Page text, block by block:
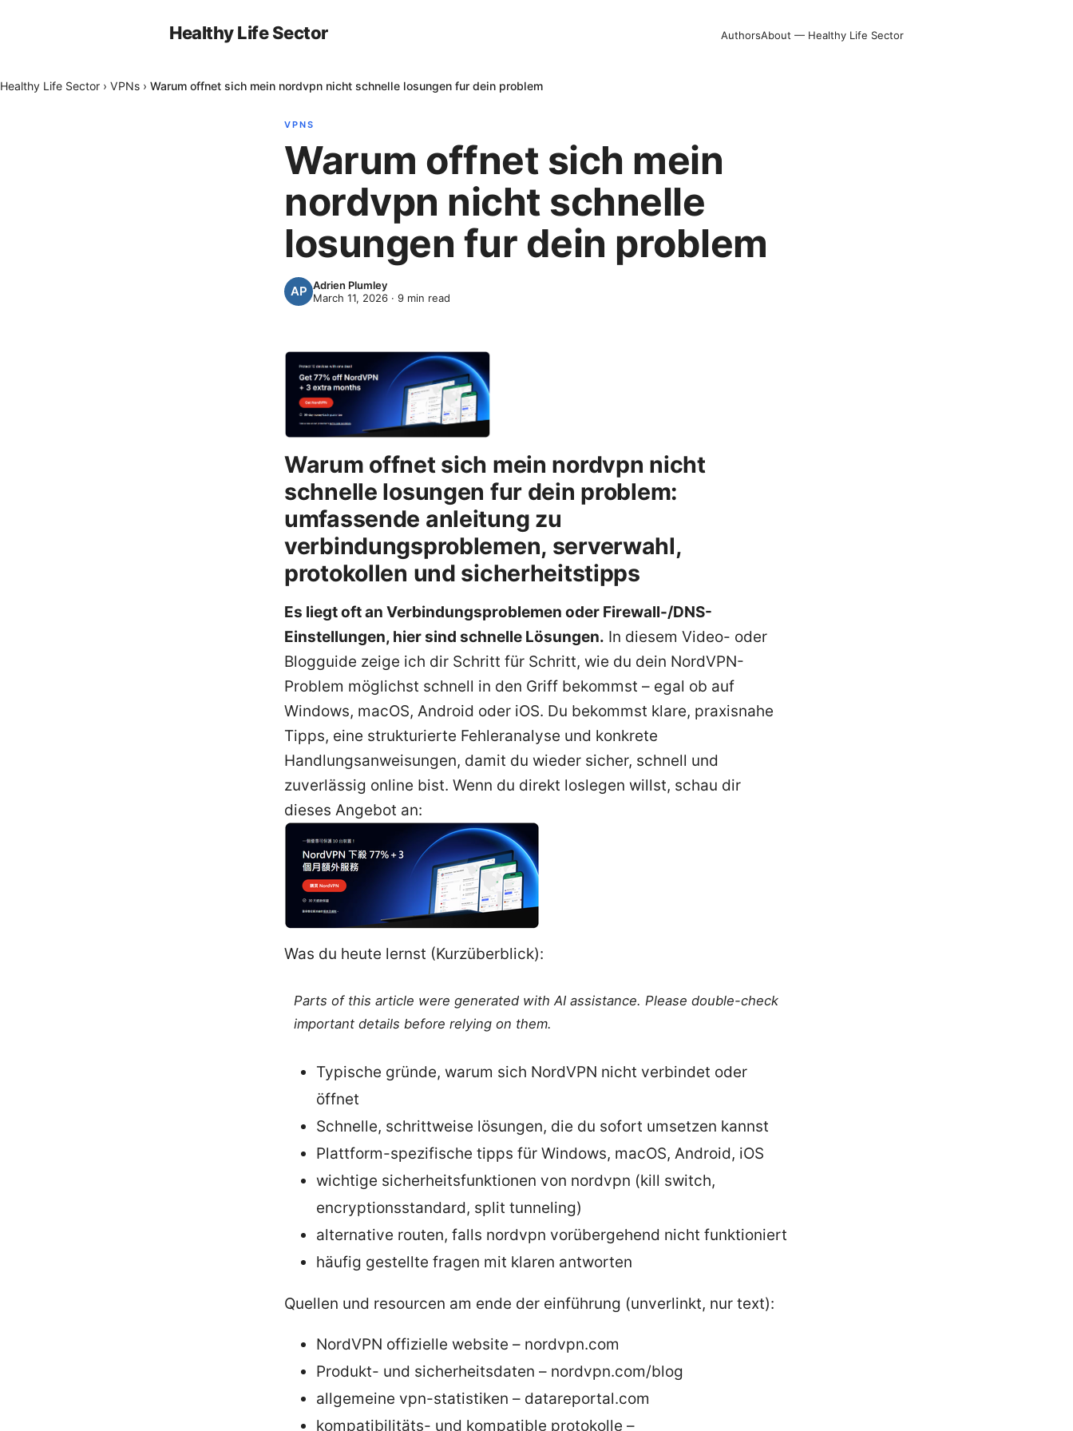
Healthy Life Sector AuthorsAbout — Healthy Life Sector
Healthy Life Sector › VPNs › Warum offnet sich mein nordvpn nicht schnelle losungen fur dein problem
VPNS
Warum offnet sich mein
nordvpn nicht schnelle
losungen fur dein problem
Adrien Plumley
March 11, 2026 · 9 min read
Warum offnet sich mein nordvpn nicht
schnelle losungen fur dein problem:
umfassende anleitung zu
verbindungsproblemen, serverwahl,
protokollen und sicherheitstipps
Es liegt oft an Verbindungsproblemen oder Firewall-/DNS-
Einstellungen, hier sind schnelle Lösungen. In diesem Video- oder
Blogguide zeige ich dir Schritt für Schritt, wie du dein NordVPN-
Problem möglichst schnell in den Griff bekommst – egal ob auf
Windows, macOS, Android oder iOS. Du bekommst klare, praxisnahe
Tipps, eine strukturierte Fehleranalyse und konkrete
Handlungsanweisungen, damit du wieder sicher, schnell und
zuverlässig online bist. Wenn du direkt loslegen willst, schau dir
dieses Angebot an:
Was du heute lernst (Kurzüberblick):
Parts of this article were generated with AI assistance. Please double-check
important details before relying on them.
Typische gründe, warum sich NordVPN nicht verbindet oder
öffnet
Schnelle, schrittweise lösungen, die du sofort umsetzen kannst
Plattform-spezifische tipps für Windows, macOS, Android, iOS
wichtige sicherheitsfunktionen von nordvpn (kill switch,
encryptionsstandard, split tunneling)
alternative routen, falls nordvpn vorübergehend nicht funktioniert
häufig gestellte fragen mit klaren antworten
Quellen und resourcen am ende der einführung (unverlinkt, nur text):
NordVPN offizielle website – nordvpn.com
Produkt- und sicherheitsdaten – nordvpn.com/blog
allgemeine vpn-statistiken – datareportal.com
kompatibilitäts- und kompatible protokolle –